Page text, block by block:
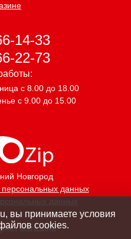
Новгород
персональных данных
данных
14-33
22-73
с 8.00 до 18.00
с 9.00 до 15.00
магазина
вы принимаете условия
cookies.